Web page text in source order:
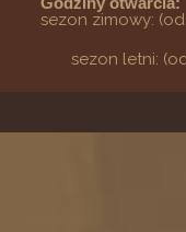
sezon zimowy: (od
sezon letni: